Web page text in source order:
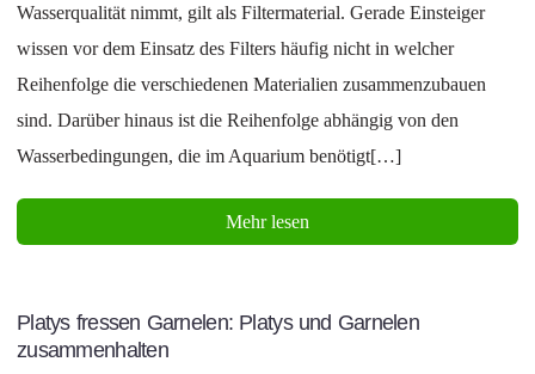
Wasserqualität nimmt, gilt als Filtermaterial. Gerade Einsteiger
wissen vor dem Einsatz des Filters häufig nicht in welcher
Reihenfolge die verschiedenen Materialien zusammenzubauen
sind. Darüber hinaus ist die Reihenfolge abhängig von den
Wasserbedingungen, die im Aquarium benötigt[…]
Mehr lesen
Platys fressen Garnelen: Platys und Garnelen
zusammenhalten